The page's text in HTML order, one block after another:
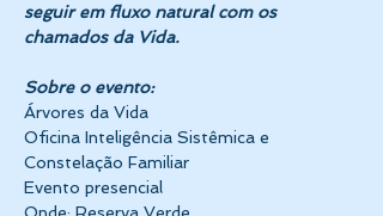
seguir em fluxo natural com os
chamados da Vida.
Sobre o evento:
Árvores da Vida
Oficina Inteligência Sistêmica e
Constelação Familiar
Evento presencial